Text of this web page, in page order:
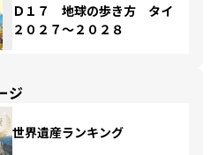
Ｄ１７ 地球の歩き方 タイ
２０２７～２０２８
ジ
世界遺産ランキング